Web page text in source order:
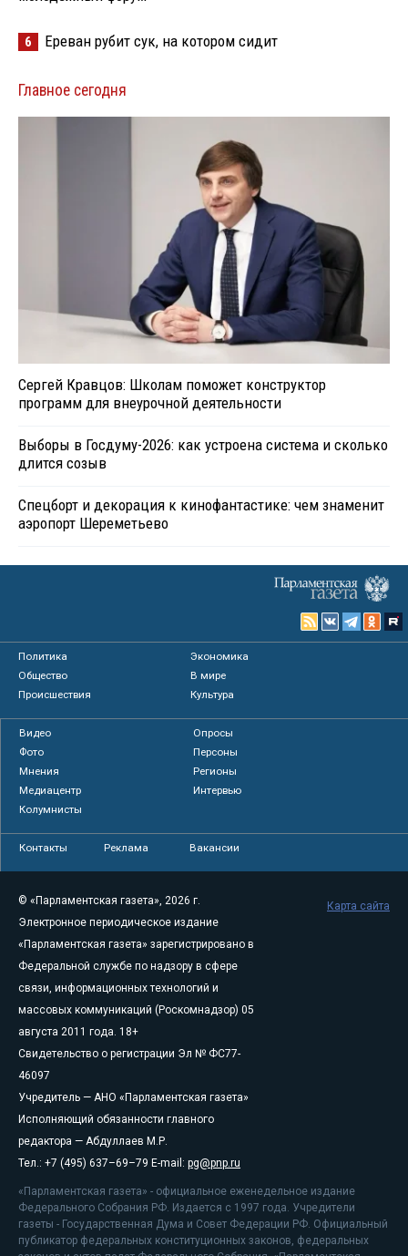
6 Ереван рубит сук, на котором сидит
Главное сегодня
Сергей Кравцов: Школам поможет конструктор
программ для внеурочной деятельности
Выборы в Госдуму-2026: как устроена система и сколько
длится созыв
Спецборт и декорация к кинофантастике: чем знаменит
аэропорт Шереметьево
Политика
Экономика
Общество
В мире
Происшествия
Культура
Видео
Опросы
Фото
Персоны
Мнения
Регионы
Медиацентр
Интервью
Колумнисты
Контакты Реклама Вакансии
© «Парламентская газета», 2026 г.
Электронное периодическое издание
«Парламентская газета» зарегистрировано в
Федеральной службе по надзору в сфере
связи, информационных технологий и
массовых коммуникаций (Роскомнадзор) 05
августа 2011 года. 18+
Свидетельство о регистрации Эл № ФС77-
46097
Учредитель — АНО «Парламентская газета»
Исполняющий обязанности главного
редактора — Абдуллаев М.Р.
Тел.: +7 (495) 637–69–79 E-mail: pg@pnp.ru
«Парламентская газета» - официальное еженедельное издание
Федерального Собрания РФ. Издается с 1997 года. Учредители
газеты - Государственная Дума и Совет Федерации РФ. Официальный
публикатор федеральных конституционных законов, федеральных
Карта сайта